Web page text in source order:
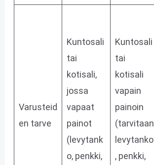
Varusteid
en tarve
Kuntosali
tai
kotisali,
jossa
vapaat
painot
(levytank
o, penkki,
Kuntosali
tai
kotisali
vapain
painoin
(tarvitaan
levytanko
, penkki,